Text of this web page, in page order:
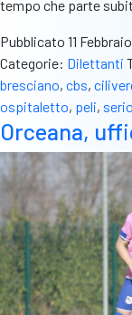
tempo che parte
Pubblicato 11
Categorie: Dilettanti
bresciano, cbs,
ospitaletto, peli, serio
Orceana,